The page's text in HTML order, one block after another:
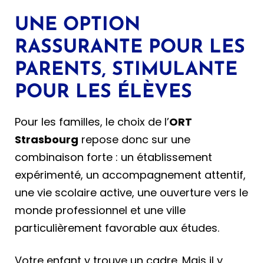
UNE OPTION
RASSURANTE POUR LES
PARENTS, STIMULANTE
POUR LES ÉLÈVES
Pour les familles, le choix de l’ORT
Strasbourg repose donc sur une
combinaison forte : un établissement
expérimenté, un accompagnement attentif,
une vie scolaire active, une ouverture vers le
monde professionnel et une ville
particulièrement favorable aux études.